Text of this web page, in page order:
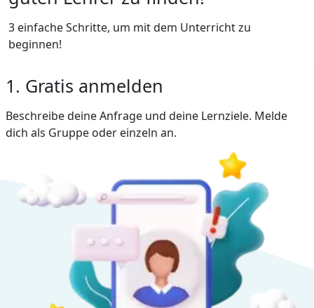
3 einfache Schritte, um mit dem Unterricht zu
beginnen!
1. Gratis anmelden
Beschreibe deine Anfrage und deine Lernziele. Melde
dich als Gruppe oder einzeln an.